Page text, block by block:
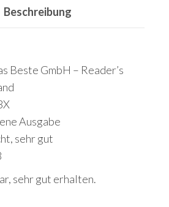
Beschreibung
Beste GmbH – Reader’s
Ausgabe
sehr gut
sehr gut erhalten.